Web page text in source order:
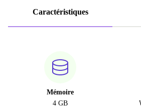
Caractéristiques
Mémoire
4 GB